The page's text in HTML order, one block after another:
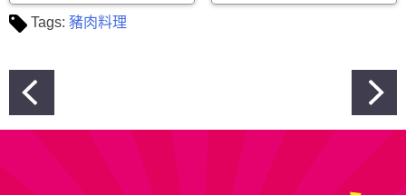
Tags: 豬肉料理
文
章